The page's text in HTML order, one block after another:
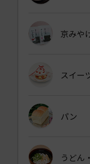
京みや
スイー
パン
うどん